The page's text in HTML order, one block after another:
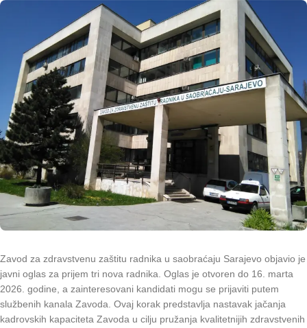
Zavod za zdravstvenu zaštitu radnika u saobraćaju Sarajevo objavio je
javni oglas za prijem tri nova radnika. Oglas je otvoren do 16. marta
2026. godine, a zainteresovani kandidati mogu se prijaviti putem
službenih kanala Zavoda. Ovaj korak predstavlja nastavak jačanja
kadrovskih kapaciteta Zavoda u cilju pružanja kvalitetnijih zdravstvenih